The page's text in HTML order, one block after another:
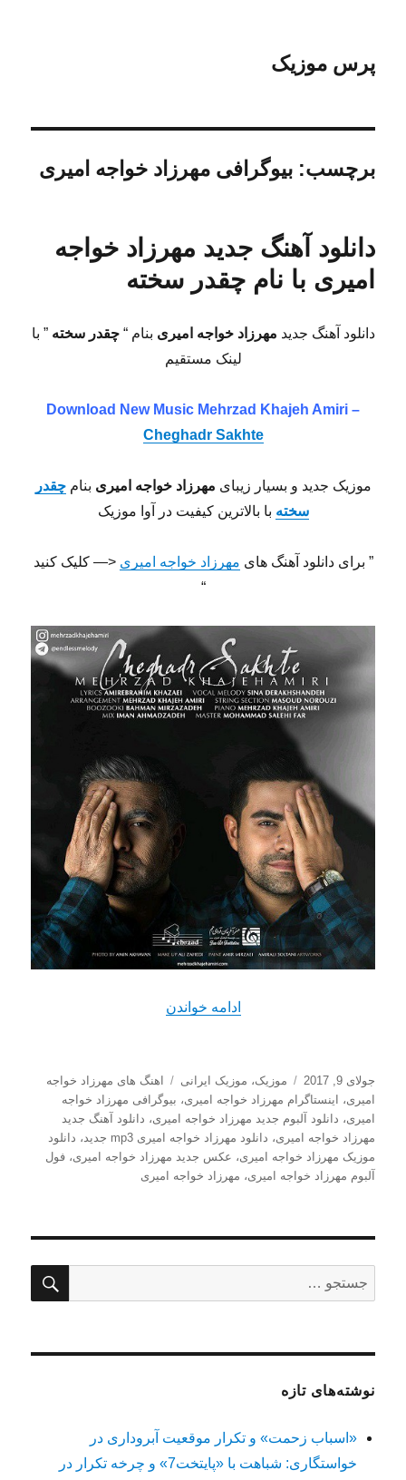
پرس موزیک
برچسب:بیوگرافی مهرزاد خواجه امیری
دانلود آهنگ جدید مهرزاد خواجه
امیری با نام چقدر سخته
دانلود آهنگ جدید مهرزاد خواجه امیری بنام “ چقدر سخته” با
لینک مستقیم
Download New Music Mehrzad Khajeh Amiri –
Cheghadr Sakhte
موزیک جدید و بسیار زیبای مهرزاد خواجه امیری بنامچقدر
سخته با بالاترین کیفیت در آوا موزیک
” برای دانلود آهنگ های مهرزاد خواجه امیری <— کلیک کنید
“
ادامه خواندن
ارسال
شده
در
جولای 9, 2017 دسته‌ها
موزیک، موزیک ایرانی برچسب‌ها
اهنگ های مهرزاد خواجه
امیری، اینستاگرام مهرزاد خواجه امیری، بیوگرافی مهرزاد خواجه
امیری، دانلود آلبوم جدید مهرزاد خواجه امیری، دانلود آهنگ جدید
مهرزاد خواجه امیری، دانلود مهرزاد خواجه امیری mp3 جدید ، دانلود
موزیک مهرزاد خواجه امیری، عکس جدید مهرزاد خواجه امیری،فول
آلبوم مهرزاد خواجه امیری، مهرزاد خواجه امیری
برای:
نوشته‌های تازه
«اسباب زحمت» و تکرار موقعیت آبروداری در
خواستگاری: شباهت با «پایتخت7» و چرخه تکرار در